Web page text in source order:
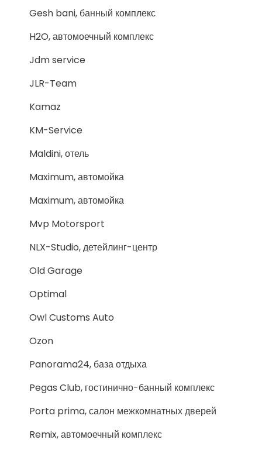
Gesh bani, банный комплекс
H2O, автомоечный комплекс
Jdm service
JLR-Team
Kamaz
KM-Service
Maldini, отель
Maximum, автомойка
Maximum, автомойка
Mvp Motorsport
NLX-Studio, детейлинг-центр
Old Garage
Optimal
Owl Customs Auto
Ozon
Panorama24, база отдыха
Pegas Club, гостинично-банный комплекс
Porta prima, салон межкомнатных дверей
Remix, автомоечный комплекс